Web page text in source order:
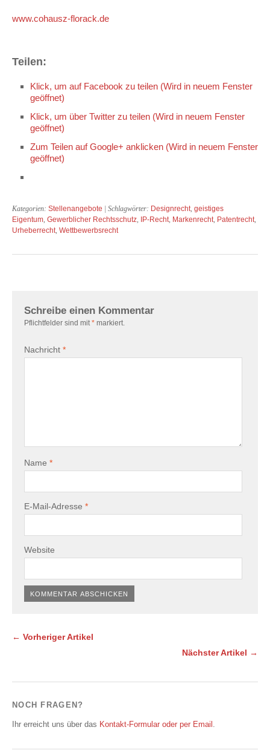
www.cohausz-florack.de
Teilen:
Klick, um auf Facebook zu teilen (Wird in neuem Fenster
geöffnet)
Klick, um über Twitter zu teilen (Wird in neuem Fenster
geöffnet)
Zum Teilen auf Google+ anklicken (Wird in neuem Fenster
geöffnet)
Kategorien: Stellenangebote | Schlagwörter: Designrecht, geistiges
Eigentum, Gewerblicher Rechtsschutz, IP-Recht, Markenrecht, Patentrecht,
Urheberrecht, Wettbewerbsrecht
Schreibe einen Kommentar
Pflichtfelder sind mit * markiert.
Nachricht *
Name *
E-Mail-Adresse *
Website
← Vorheriger Artikel
Nächster Artikel →
NOCH FRAGEN?
Ihr erreicht uns über das Kontakt-Formular oder per Email .